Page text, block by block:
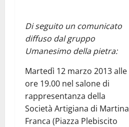
Di seguito un comunicato
diffuso dal gruppo
Umanesimo della pietra:
Martedì 12 marzo 2013 alle
ore 19.00 nel salone di
rappresentanza della
Società Artigiana di Martina
Franca (Piazza Plebiscito